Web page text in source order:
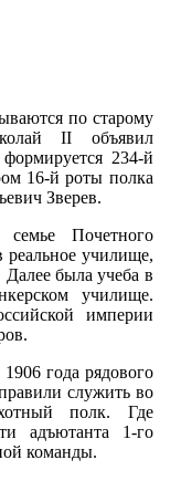
по старому
II объявил
234-й
16-й роты полка
Зверев.
Почетного
реальное училище,
была учеба в
училище.
империи
года рядового
служить во
полк. Где
адъютанта 1-го
команды.